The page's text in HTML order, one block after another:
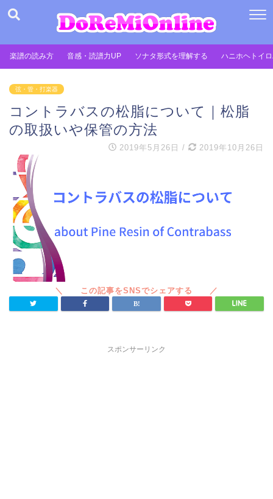
When autocomplete results are available use up and
楽譜の読み方 音感・読譜力UP ソナタ形式を理解する ハニホヘトイ
弦・管・打楽器
コントラバスの松脂について｜松脂
の取扱いや保管の方法
2019年5月26日 / 2019年10月26日
スポンサーリンク